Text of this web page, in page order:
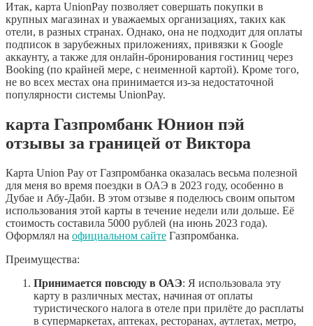
Итак, карта UnionPay позволяет совершать покупки в
крупных магазинах и уважаемых организациях, таких как
отели, в разных странах. Однако, она не подходит для оплаты
подписок в зарубежных приложениях, привязки к Google
аккаунту, а также для онлайн-бронирования гостиниц через
Booking (по крайней мере, с неименной картой). Кроме того,
не во всех местах она принимается из-за недостаточной
популярности системы UnionPay.
карта Газпромбанк Юнион пэй
отзывы за границей от Виктора
Карта Union Pay от Газпромбанка оказалась весьма полезной
для меня во время поездки в ОАЭ в 2023 году, особенно в
Дубае и Абу-Даби. В этом отзыве я поделюсь своим опытом
использования этой карты в течение недели или дольше. Её
стоимость составила 5000 рублей (на июнь 2023 года).
Оформлял на официальном сайте Газпромбанка.
Преимущества:
Принимается повсюду в ОАЭ: Я использовала эту
карту в различных местах, начиная от оплаты
туристического налога в отеле при прилёте до расплаты
в супермаркетах, аптеках, ресторанах, аутлетах, метро,